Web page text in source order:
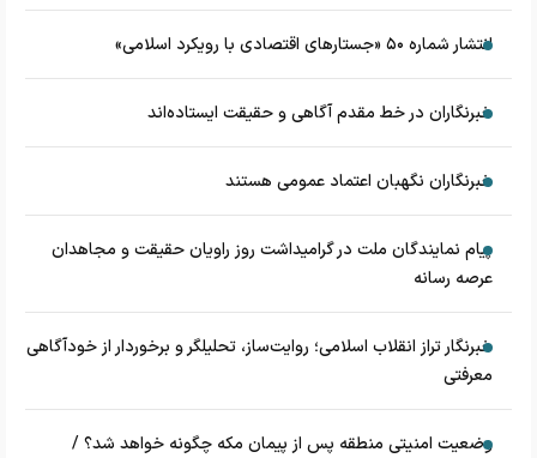
انتشار شماره ۵۰ «جستارهای اقتصادی با رویکرد اسلامی»
خبرنگاران در خط مقدم آگاهی و حقیقت ایستاده‌اند
خبرنگاران نگهبان اعتماد عمومی هستند
پیام نمایندگان ملت در گرامیداشت روز راویان حقیقت و مجاهدان
عرصه رسانه
خبرنگار تراز انقلاب اسلامی؛ روایت‌ساز، تحلیلگر و برخوردار از خودآگاهی
معرفتی
وضعیت امنیتی منطقه پس از پیمان مکه چگونه خواهد شد؟ /